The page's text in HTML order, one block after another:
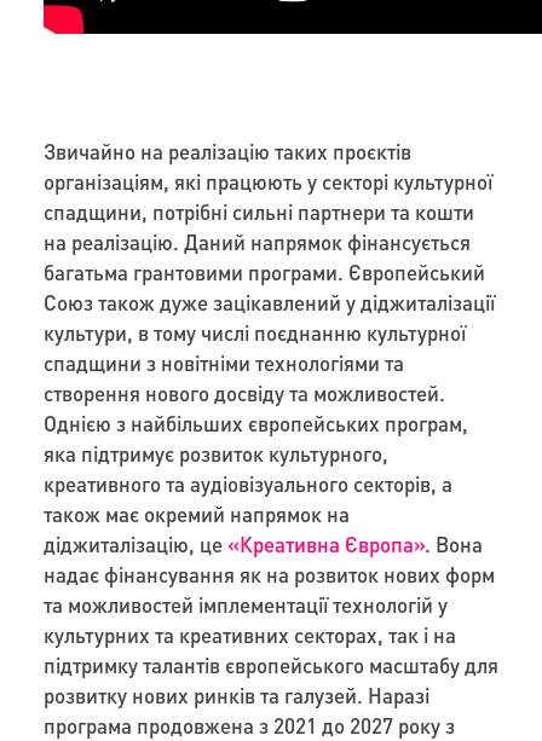
Звичайно на реалізацію таких проєктів
організаціям, які працюють у секторі культурної
спадщини, потрібні сильні партнери та кошти
на реалізацію. Даний напрямок фінансується
багатьма грантовими програми. Європейський
Союз також дуже зацікавлений у діджиталізації
культури, в тому числі поєднанню культурної
спадщини з новітніми технологіями та
створення нового досвіду та можливостей.
Однією з найбільших європейських програм,
яка підтримує розвиток культурного,
креативного та аудіовізуального секторів, а
також має окремий напрямок на
діджиталізацію, це «Креативна Європа». Вона
надає фінансування як на розвиток нових форм
та можливостей імплементації технологій у
культурних та креативних секторах, так і на
підтримку талантів європейського масштабу для
розвитку нових ринків та галузей. Наразі
програма продовжена з 2021 до 2027 року з